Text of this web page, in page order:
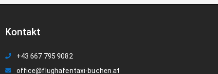
Kontakt
+43 667 795 9082
office@flughafentaxi-buchen.at